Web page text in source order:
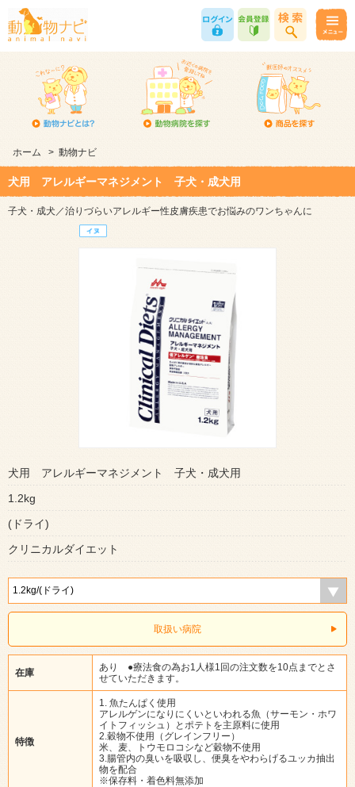
ホーム > 動物ナビ
犬用 アレルギーマネジメント 子犬・成犬用
子犬・成犬／治りづらいアレルギー性皮膚疾患でお悩みのワンちゃんに
犬用 アレルギーマネジメント 子犬・成犬用
1.2kg
(ドライ)
クリニカルダイエット
取扱い病院
在庫
あり ●療法食の為お1人様1回の注文数を10点までとさ
せていただきます。
特徴
1. 魚たんぱく使用
アレルゲンになりにくいといわれる魚（サーモン・ホワ
イトフィッシュ）とポテトを主原料に使用
2.穀物不使用（グレインフリー）
米、麦、トウモロコシなど穀物不使用
3.腸管内の臭いを吸収し、便臭をやわらげるユッカ抽出
物を配合
※保存料・着色料無添加